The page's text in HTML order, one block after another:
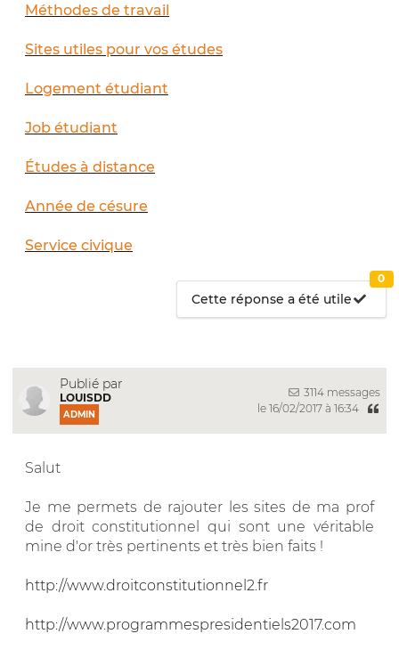
Méthodes de travail
Sites utiles pour vos études
Logement étudiant
Job étudiant
Études à distance
Année de césure
Service civique
Cette réponse a été utile
0
Publié par
LOUISDD
ADMIN
3114 messages
le 16/02/2017 à 16:34
Salut
Je me permets de rajouter les sites de ma prof
de droit constitutionnel qui sont une véritable
mine d'or très pertinents et très bien faits !
http://www.droitconstitutionnel2.fr
http://www.programmespresidentiels2017.com